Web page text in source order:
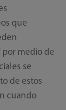
que
por medio de
se
de estos
cuando